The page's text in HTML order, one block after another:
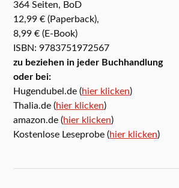
364 Seiten, BoD
12,99 € (Paperback),
8,99 € (E-Book)
ISBN: 9783751972567
zu beziehen in jeder Buchhandlung
oder bei:
Hugendubel.de (hier klicken)
Thalia.de (hier klicken)
amazon.de (hier klicken)
Kostenlose Leseprobe (hier klicken)